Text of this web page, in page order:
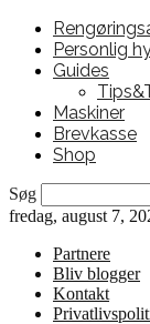
Personlig
Guides
Maskiner
Brevkasse
Shop
Søg
fredag, august 7,
Partnere
Bliv blogger
Kontakt